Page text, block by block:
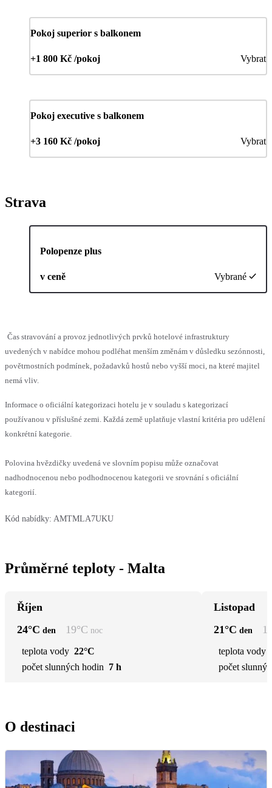
Pokoj superior s balkonem
+1 800 Kč /pokoj Vybrat
Pokoj executive s balkonem
+3 160 Kč /pokoj Vybrat
Strava
Polopenze plus
v ceně Vybrané
Čas stravování a provoz jednotlivých prvků hotelové infrastruktury
uvedených v nabídce mohou podléhat menším změnám v důsledku sezónnosti,
povětrnostních podmínek, požadavků hostů nebo vyšší moci, na které majitel
nemá vliv.
Informace o oficiální kategorizaci hotelu je v souladu s kategorizací
používanou v příslušné zemi. Každá země uplatňuje vlastní kritéria pro udělení
konkrétní kategorie.
Polovina hvězdičky uvedená ve slovním popisu může označovat
nadhodnocenou nebo podhodnocenou kategorii ve srovnání s oficiální
kategorií.
Kód nabídky: AMTMLA7UKU
Průměrné teploty - Malta
Říjen
24°C den 19°C noc
teplota vody 22°C
počet slunných hodin 7 h
Listopad
21°C den
teplota vody
počet
O destinaci